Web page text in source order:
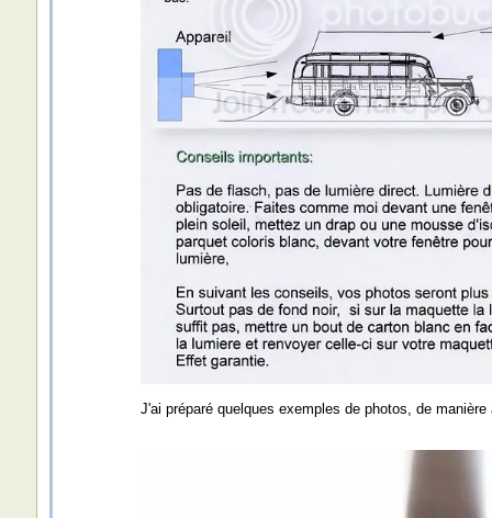
J'ai préparé quelques exemples de photos, de